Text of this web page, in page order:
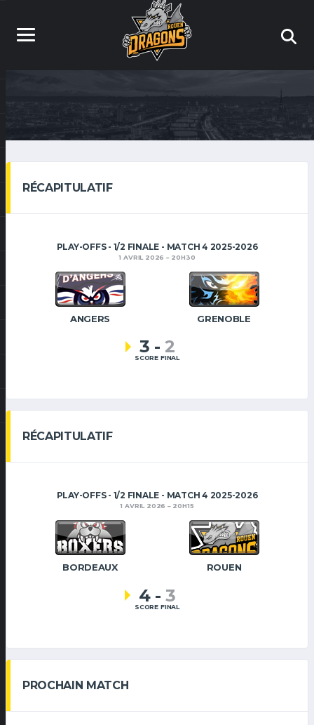
RÉCAPITULATIF
PLAY-OFFS - 1/2 FINALE - MATCH 4 2025-2026
1 AVRIL 2026 20H30
ANGERS GRENOBLE
3 - 2
SCORE FINAL
RÉCAPITULATIF
PLAY-OFFS - 1/2 FINALE - MATCH 4 2025-2026
1 AVRIL 2026 20H15
BORDEAUX ROUEN
4 - 3
SCORE FINAL
PROCHAIN MATCH